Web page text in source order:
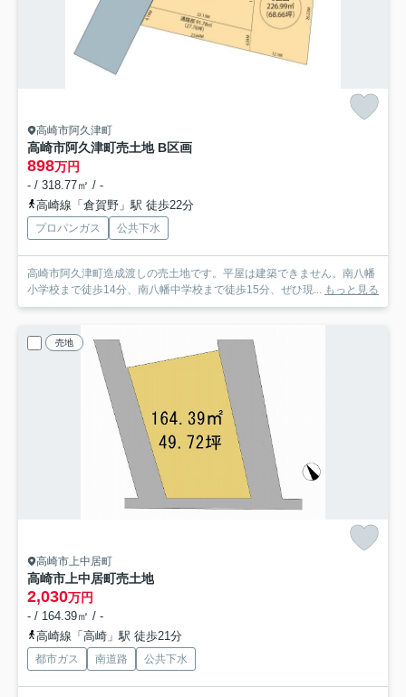
高崎市阿久津町
高崎市阿久津町売土地 B区画
898万円
- / 318.77㎡ / -
高崎線「倉賀野」駅 徒歩22分
プロパンガス 公共下水
高崎市阿久津町造成渡しの売土地です。平屋は建築できません。南八幡
小学校まで徒歩14分、南八幡中学校まで徒歩15分、ぜひ現... もっと見る
売地
高崎市上中居町
高崎市上中居町売土地
2,030万円
- / 164.39㎡ / -
高崎線「高崎」駅 徒歩21分
都市ガス 南道路 公共下水